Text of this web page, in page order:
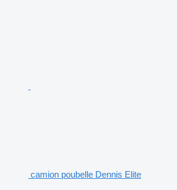
camion poubelle Dennis Elite